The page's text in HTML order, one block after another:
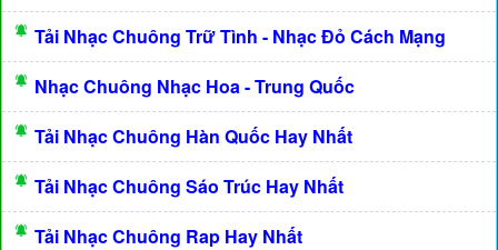
Tải Nhạc Chuông Trữ Tình - Nhạc Đỏ Cách Mạng
Nhạc Chuông Nhạc Hoa - Trung Quốc
Tải Nhạc Chuông Hàn Quốc Hay Nhất
Tải Nhạc Chuông Sáo Trúc Hay Nhất
Tải Nhạc Chuông Rap Hay Nhất